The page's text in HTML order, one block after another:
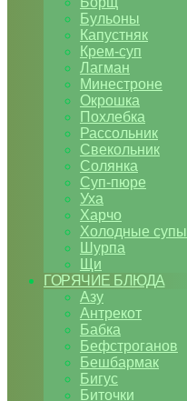
Бульоны
Капустняк
Крем-суп
Лагман
Минестроне
Окрошка
Похлебка
Рассольник
Свекольник
Солянка
Суп-пюре
Уха
Харчо
Холодные супы
Шурпа
Щи
ГОРЯЧИЕ БЛЮДА
Азу
Антрекот
Бабка
Бефстроганов
Бешбармак
Бигус
Биточки